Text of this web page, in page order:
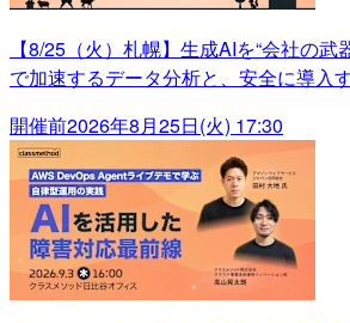
【8/25（火）札幌】生成AIを“会社の武
で加速するデータ分析と、安全に導入
開催前2026年8月25日(火) 17:30